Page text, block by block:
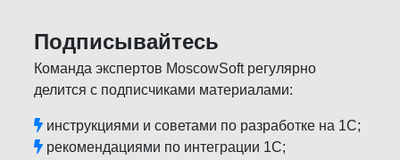
Подписывайтесь
Команда экспертов MoscowSoft регулярно
делится с подписчиками материалами:
инструкциями и советами по разработке на 1С;
рекомендациями по интеграции 1С;